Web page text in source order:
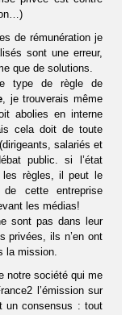
de rémunération je
sont une erreur,
que de solutions.
type de règle de
, je trouverais même
abolies en interne
cela doit de toute
salariés et
public. si l’état
les règles, il peut le
cette entreprise
les médias!
sont pas dans leur
privées, ils n’en ont
la mission.
notre société qui me
l’émission sur
un consensus : tout